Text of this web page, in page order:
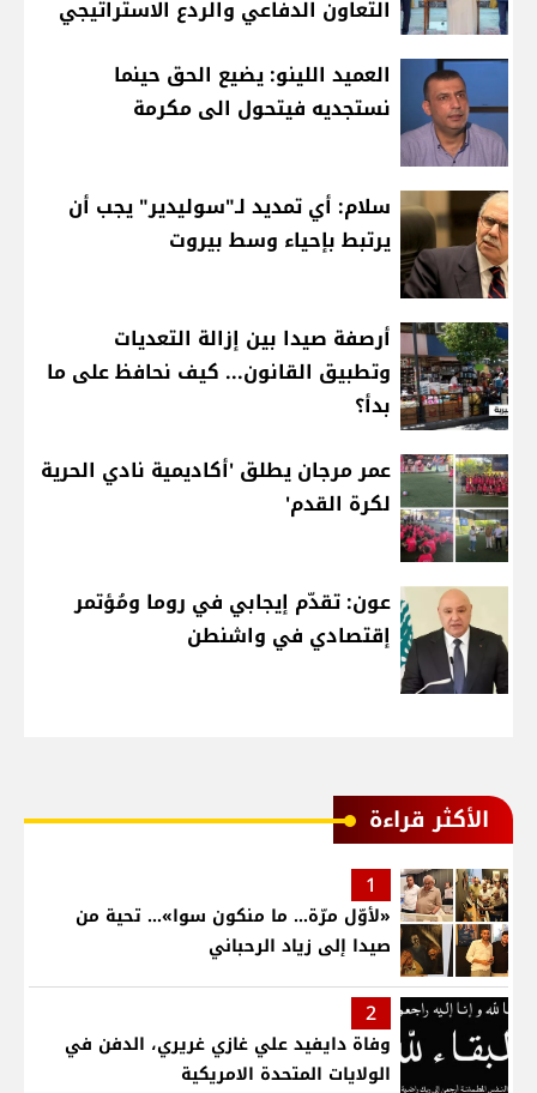
التعاون الدفاعي والردع الاستراتيجي
العميد اللينو: يضيع الحق حينما
نستجديه فيتحول الى مكرمة
سلام: أي تمديد لـ"سوليدير" يجب أن
يرتبط بإحياء وسط بيروت
أرصفة صيدا بين إزالة التعديات
وتطبيق القانون... كيف نحافظ على ما
بدأ؟
عمر مرجان يطلق 'أكاديمية نادي الحرية
لكرة القدم'
عون: تقدّم إيجابي في روما ومُؤتمر
إقتصادي في واشنطن
الأكثر قراءة
1
«لأوّل مرّة… ما منكون سوا»… تحية من
صيدا إلى زياد الرحباني
2
وفاة دايفيد علي غازي غريري، الدفن في
الولايات المتحدة الامريكية